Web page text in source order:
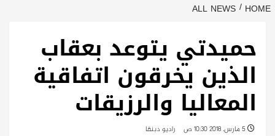
HOME
ALL NEWS
حميدتي يتوعد بعقاب
الذين يخرقون اتفاقية
المعاليا والرزيقات
راديو دبنقا